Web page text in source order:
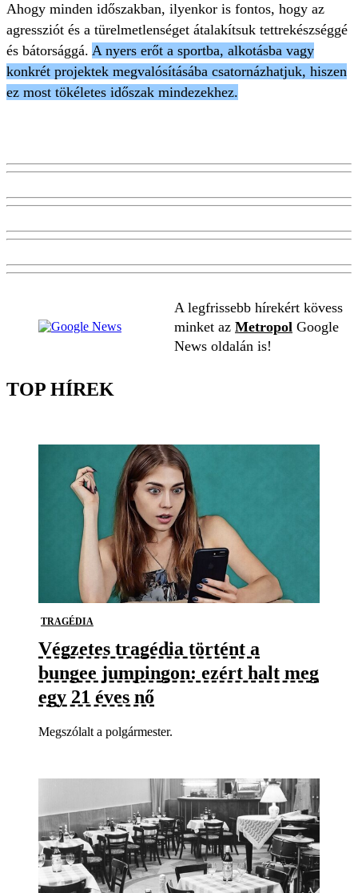
Ahogy minden időszakban, ilyenkor is fontos, hogy az
agressziót és a türelmetlenséget átalakítsuk tettrekészséggé
és bátorsággá. A nyers erőt a sportba, alkotásba vagy
konkrét projektek megvalósításába csatornázhatjuk, hiszen
ez most tökéletes időszak mindezekhez.
A legfrissebb hírekért kövess
minket az Metropol Google
News oldalán is!
TOP HÍREK
TRAGÉDIA
Végzetes tragédia történt a
bungee jumpingon: ezért halt meg
egy 21 éves nő
Megszólalt a polgármester.